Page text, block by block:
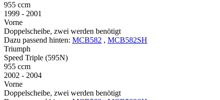
955 ccm
1999 - 2001
Vorne
Doppelscheibe, zwei werden benötigt
Dazu passend hinten: MCB582 , MCB582SH
Triumph
Speed Triple (595N)
955 ccm
2002 - 2004
Vorne
Doppelscheibe, zwei werden benötigt